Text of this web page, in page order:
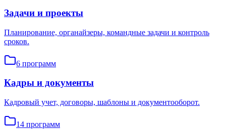
Задачи и проекты
Планирование, органайзеры, командные задачи и контроль
сроков.
6 программ
Кадры и документы
Кадровый учет, договоры, шаблоны и документооборот.
14 программ